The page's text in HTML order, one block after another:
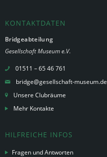
KONTAKTDATEN
Bridgeabteilung
Gesellschaft Museum e.V.
01511 – 65 46 761
bridge@gesellschaft-museum.de
Unsere Clubräume
Mehr Kontakte
HILFREICHE INFOS
Fragen und Antworten